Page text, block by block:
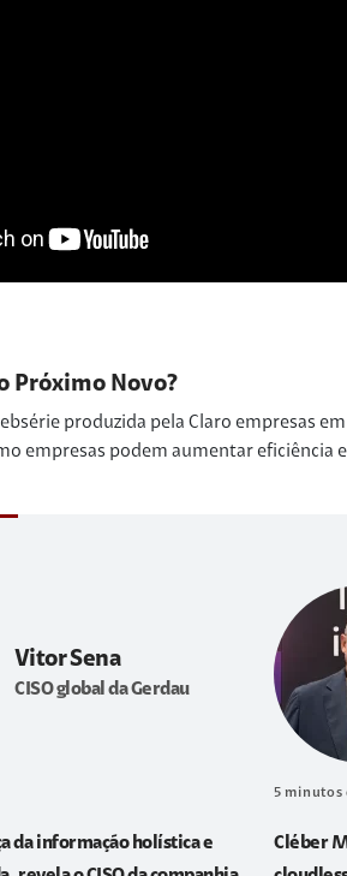
Próximo Novo?
produzida pela Claro empresas
empresas podem aumentar eficiência
Vitor Sena
CISO global da Gerdau
da informação holística e
5 minutos
Cléber